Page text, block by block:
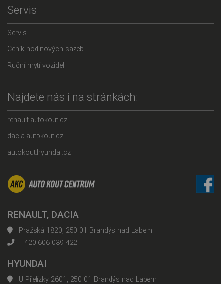
Servis
Servis
Ceník hodinových sazeb
Ruční mytí vozidel
Najdete nás i na stránkách:
renault.autokout.cz
dacia.autokout.cz
autokout.hyundai.cz
RENAULT, DACIA
Pražská 1820, 250 01 Brandýs nad Labem
+420 606 039 422
HYUNDAI
U Přelízky 2601, 250 01 Brandýs nad Labem